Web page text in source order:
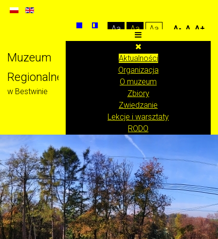
Aa Aa Aa A- A A+
Muzeum
Regionalne
w Bestwinie
Aktualności
Organizacja
O muzeum
Zbiory
Zwiedzanie
Lekcje i warsztaty
RODO
Klauzula informacyjna RODO
Klauzula RODO monitoring wizyjny
Covid19 - dokumenty
Inne klauzule, informacje dotyczące RODO
Strona
Deklaracja dostępności
Polityka plików COOKIES
Mapa strony
BIP